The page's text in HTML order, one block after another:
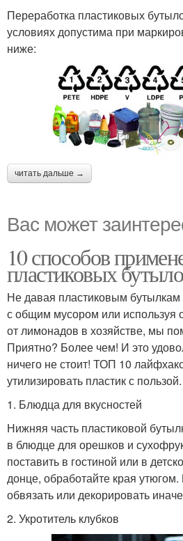
Переработка пластиковых
условиях допустима при
ниже:
читать дальше →
Вас может
10 способов
пластиковых
Не давая пластиковым бутылкам
с общим мусором или используя
от лимонадов в хозяйстве, мы
Приятно? Более чем! И это
ничего не стоит! ТОП 10
утилизировать пластик с пользой.
1. Блюдца для вкусностей
Нижняя часть пластиковой
в блюдце для орешков и
поставить в гостиной или в
донце, обработайте края
обвязать или декорировать
2. Укротитель клубков